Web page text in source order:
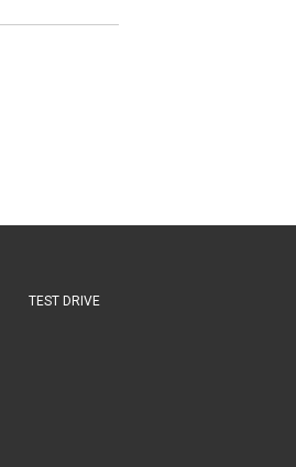
TEST DRIVE